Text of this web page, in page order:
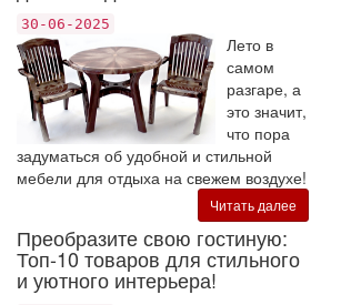
30-06-2025
Лето в
самом
разгаре, а
это значит,
что пора
задуматься об удобной и стильной
мебели для отдыха на свежем воздухе!
Читать далее
Преобразите свою гостиную:
Топ-10 товаров для стильного
и уютного интерьера!